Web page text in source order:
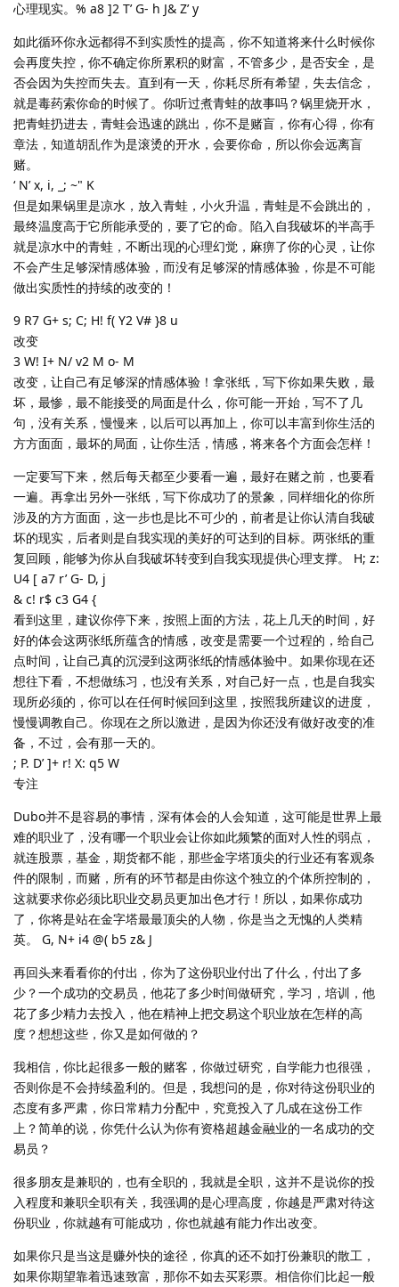
心理现实。% a8 ]2 T’ G- h J& Z’ y
如此循环你永远都得不到实质性的提高，你不知道将来什么时候你
会再度失控，你不确定你所累积的财富，不管多少，是否安全，是
否会因为失控而失去。直到有一天，你耗尽所有希望，失去信念，
就是毒药索你命的时候了。你听过煮青蛙的故事吗？锅里烧开水，
把青蛙扔进去，青蛙会迅速的跳出，你不是赌盲，你有心得，你有
章法，知道胡乱作为是滚烫的开水，会要你命，所以你会远离盲
赌。
‘ N’ x, i, _; ~" K
但是如果锅里是凉水，放入青蛙，小火升温，青蛙是不会跳出的，
最终温度高于它所能承受的，要了它的命。陷入自我破坏的半高手
就是凉水中的青蛙，不断出现的心理幻觉，麻痹了你的心灵，让你
不会产生足够深情感体验，而没有足够深的情感体验，你是不可能
做出实质性的持续的改变的！
9 R7 G+ s; C; H! f( Y2 V# }8 u
改变
3 W! I+ N/ v2 M o- M
改变，让自己有足够深的情感体验！拿张纸，写下你如果失败，最
坏，最惨，最不能接受的局面是什么，你可能一开始，写不了几
句，没有关系，慢慢来，以后可以再加上，你可以丰富到你生活的
方方面面，最坏的局面，让你生活，情感，将来各个方面会怎样！
一定要写下来，然后每天都至少要看一遍，最好在赌之前，也要看
一遍。再拿出另外一张纸，写下你成功了的景象，同样细化的你所
涉及的方方面面，这一步也是比不可少的，前者是让你认清自我破
坏的现实，后者则是自我实现的美好的可达到的目标。两张纸的重
复回顾，能够为你从自我破坏转变到自我实现提供心理支撑。 H; z:
U4 [ a7 r’ G- D, j
& c! r$ c3 G4 {
看到这里，建议你停下来，按照上面的方法，花上几天的时间，好
好的体会这两张纸所蕴含的情感，改变是需要一个过程的，给自己
点时间，让自己真的沉浸到这两张纸的情感体验中。如果你现在还
想往下看，不想做练习，也没有关系，对自己好一点，也是自我实
现所必须的，你可以在任何时候回到这里，按照我所建议的进度，
慢慢调教自己。你现在之所以激进，是因为你还没有做好改变的准
备，不过，会有那一天的。
; P. D’ ]+ r! X: q5 W
专注
Dubo并不是容易的事情，深有体会的人会知道，这可能是世界上最
难的职业了，没有哪一个职业会让你如此频繁的面对人性的弱点，
就连股票，基金，期货都不能，那些金字塔顶尖的行业还有客观条
件的限制，而赌，所有的环节都是由你这个独立的个体所控制的，
这就要求你必须比职业交易员更加出色才行！所以，如果你成功
了，你将是站在金字塔最最顶尖的人物，你是当之无愧的人类精
英。 G, N+ i4 @( b5 z& J
再回头来看看你的付出，你为了这份职业付出了什么，付出了多
少？一个成功的交易员，他花了多少时间做研究，学习，培训，他
花了多少精力去投入，他在精神上把交易这个职业放在怎样的高
度？想想这些，你又是如何做的？
我相信，你比起很多一般的赌客，你做过研究，自学能力也很强，
否则你是不会持续盈利的。但是，我想问的是，你对待这份职业的
态度有多严肃，你日常精力分配中，究竟投入了几成在这份工作
上？简单的说，你凭什么认为你有资格超越金融业的一名成功的交
易员？
很多朋友是兼职的，也有全职的，我就是全职，这并不是说你的投
入程度和兼职全职有关，我强调的是心理高度，你越是严肃对待这
份职业，你就越有可能成功，你也就越有能力作出改变。
如果你只是当这是赚外快的途径，你真的还不如打份兼职的散工，
如果你期望靠着迅速致富，那你不如去买彩票。相信你们比起一般